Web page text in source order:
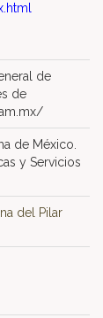
de
de
de México.
y Servicios
del Pilar